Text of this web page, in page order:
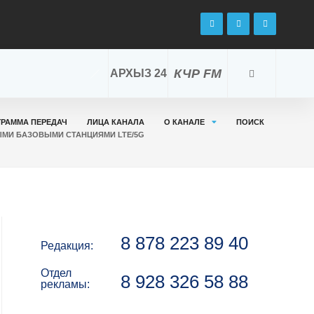
КЧР FM
АРХЫЗ 24
ПЕРЕДАЧ ЛИЦА КАНАЛА О КАНАЛЕ
ПОИСК
БАЗОВЫМИ СТАНЦИЯМИ LTE/5G
Редакция: 8 878 223 89 40
Отдел
рекламы:
8 928 326 58 88